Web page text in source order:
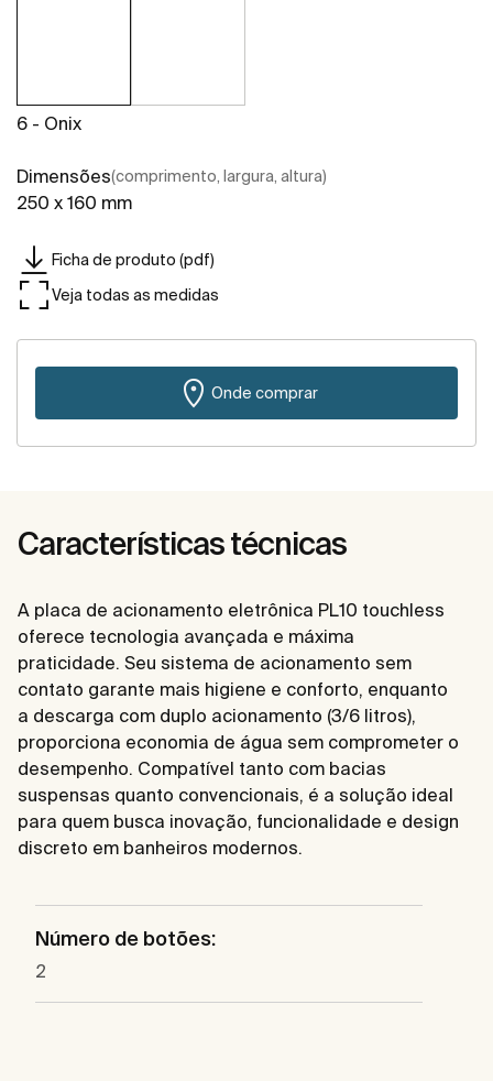
6 - Onix
Dimensões(comprimento, largura, altura)
250 x 160 mm
Ficha de produto (pdf)
Veja todas as medidas
Onde comprar
Características técnicas
A placa de acionamento eletrônica PL10 touchless
oferece tecnologia avançada e máxima
praticidade. Seu sistema de acionamento sem
contato garante mais higiene e conforto, enquanto
a descarga com duplo acionamento (3/6 litros),
proporciona economia de água sem comprometer o
desempenho. Compatível tanto com bacias
suspensas quanto convencionais, é a solução ideal
para quem busca inovação, funcionalidade e design
discreto em banheiros modernos.
Número de botões:
2